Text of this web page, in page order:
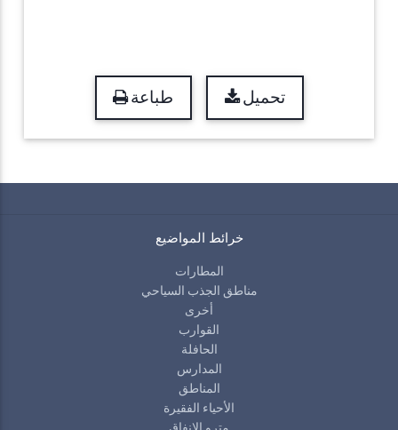
طباعة تحميل
خرائط المواضيع
المطارات
مناطق الجذب السياحي
أخرى
القوارب
الحافلة
المدارس
المناطق
الأحياء الفقيرة